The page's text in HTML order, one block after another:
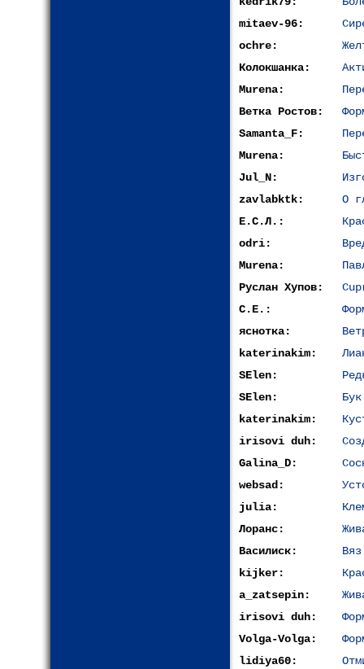
mitaev-96:
ochre:
Колокшанка:
Murena:
Ветка Ростов:
Samanta_F:
Murena:
Jul_N:
zavlabktk:
О
Е.С.Л.:
odri:
Murena:
Руслан Хупов:
С.Е.:
яснотка:
katerinakim:
SElen:
SElen:
katerinakim:
irisovi duh:
Galina_D:
websad:
julia:
Лоранс:
Василиск:
kijkеr:
a_zatsepin:
irisovi duh:
Volga-Volga:
lidiya60: